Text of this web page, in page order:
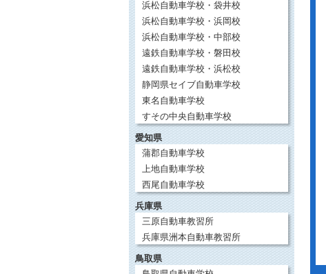
浜松自動車学校・袋井校
浜松自動車学校・浜岡校
浜松自動車学校・中部校
遠鉄自動車学校・磐田校
遠鉄自動車学校・浜松校
静岡県セイブ自動車学校
東名自動車学校
すその中央自動車学校
愛知県
蒲郡自動車学校
上地自動車学校
西尾自動車学校
兵庫県
三原自動車教習所
兵庫県洲本自動車教習所
鳥取県